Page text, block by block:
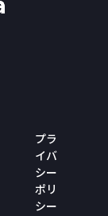
プラ
イバ
シー
ポリ
シー